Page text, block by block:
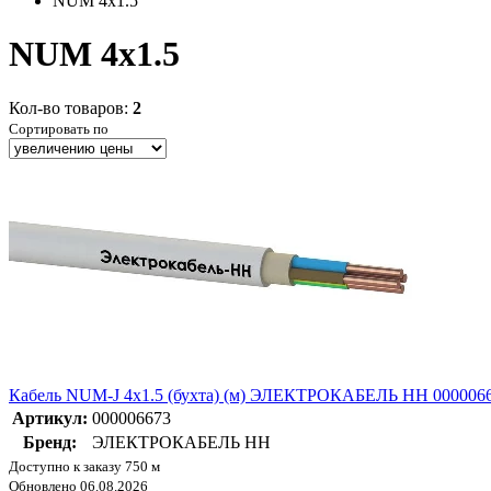
NUM 4x1.5
Кол-во товаров: 2
Сортировать по
Кабель NUM-J 4х1.5 (бухта) (м) ЭЛЕКТРОКАБЕЛЬ НН
Артикул: 000006673
Бренд:
ЭЛЕКТРОКАБЕЛЬ НН
Доступно к заказу 750 м
Обновлено 06.08.2026